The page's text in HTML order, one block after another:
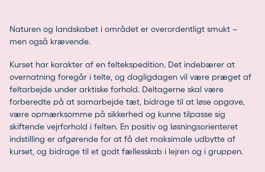
Naturen og landskabet i området er overordentligt smukt –
men også krævende.
Kurset har karakter af en feltekspedition. Det indebærer at
overnatning foregår i telte, og dagligdagen vil være præget af
feltarbejde under arktiske forhold. Deltagerne skal være
forberedte på at samarbejde tæt, bidrage til at løse opgave,
være opmærksomme på sikkerhed og kunne tilpasse sig
skiftende vejrforhold i felten. En positiv og løsningsorienteret
indstilling er afgørende for at få det maksimale udbytte af
kurset, og bidrage til et godt fællesskab i lejren og i gruppen.